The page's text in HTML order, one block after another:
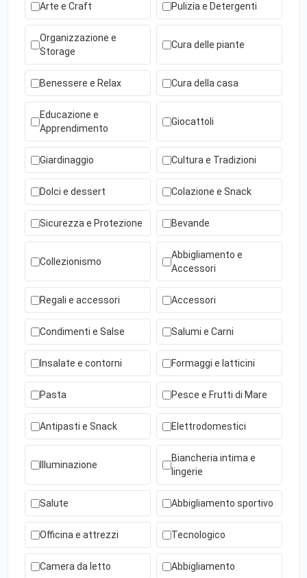
Arte e Craft Pulizia e Detergenti
Organizzazione e
Storage
Cura delle piante
Benessere e Relax Cura della casa
Educazione e
Apprendimento
Giocattoli
Giardinaggio Cultura e Tradizioni
Dolci e dessert Colazione e Snack
Sicurezza e Protezione Bevande
Collezionismo
Abbigliamento e
Accessori
Regali e accessori Accessori
Condimenti e Salse Salumi e Carni
Insalate e contorni Formaggi e latticini
Pasta Pesce e Frutti di Mare
Antipasti e Snack Elettrodomestici
Illuminazione
Biancheria intima e
lingerie
Salute Abbigliamento sportivo
Officina e attrezzi Tecnologico
Camera da letto Abbigliamento